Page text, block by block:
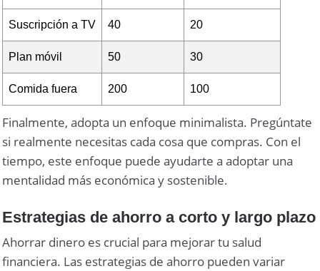
Suscripción a TV 40 20
Plan móvil 50 30
Comida fuera 200 100
Finalmente, adopta un enfoque minimalista. Pregúntate
si realmente necesitas cada cosa que compras. Con el
tiempo, este enfoque puede ayudarte a adoptar una
mentalidad más económica y sostenible.
Estrategias de ahorro a corto y largo plazo
Ahorrar dinero es crucial para mejorar tu salud
financiera. Las estrategias de ahorro pueden variar